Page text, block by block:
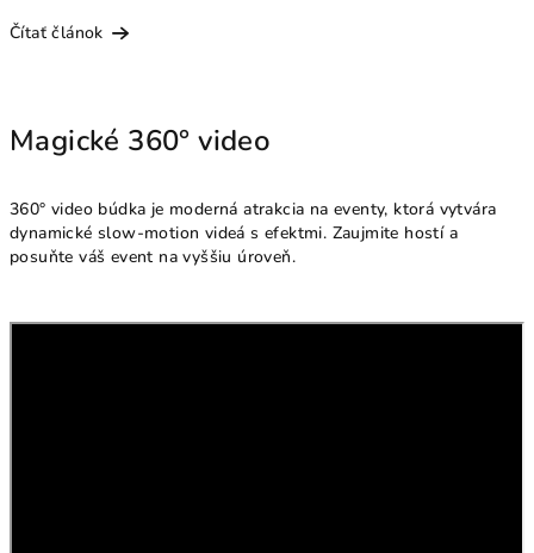
Čítať článok
Magické 360° video
360° video búdka je moderná atrakcia na eventy, ktorá vytvára
dynamické slow‑motion videá s efektmi. Zaujmite hostí a
posuňte váš event na vyššiu úroveň.